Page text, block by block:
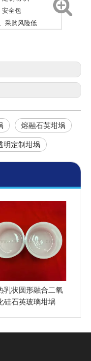
安全包
采购风险低
熔融石英坩埚
明定制坩埚
的透明螺纹融合二
化硅石英玻璃试管